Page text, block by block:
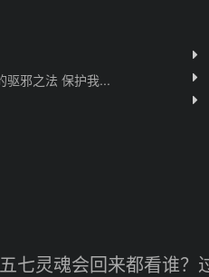
驱邪之法 保护我...
五七灵魂会回来都看谁？